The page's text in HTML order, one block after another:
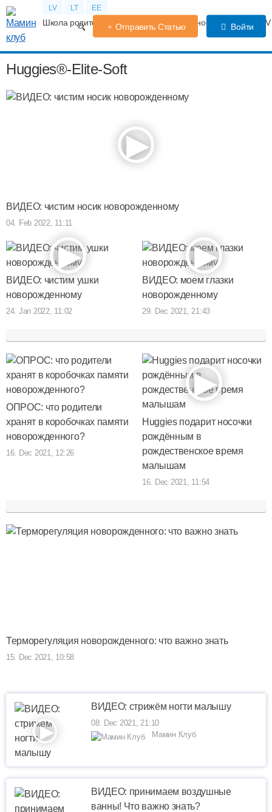
LV LT EE
Школа родителей Календарь беременности Форум
Отправить Статью Войти
Huggies®-Elite-Soft
ВИДЕО: чистим носик новорожденному
04. Feb 2022, 11:11
ВИДЕО: чистим ушки
новорожденному
24. Jan 2022, 11:02
ВИДЕО: моем глазки
новорожденному
29. Dec 2021, 21:43
ОПРОС: что родители
хранят в коробочках памяти
новорожденного?
16. Dec 2021, 12:26
Huggies подарит носочки
рождённым в
рождественское время
малышам
16. Dec 2021, 11:54
Терморегуляция новорожденного: что важно знать
15. Dec 2021, 10:58
ВИДЕО: стрижём ногти малышу
08. Dec 2021, 21:10
Мамин Клуб
ВИДЕО: принимаем воздушные
ванны! Что важно знать?